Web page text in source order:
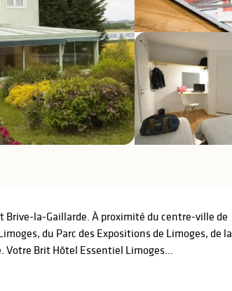
la-Gaillarde. À proximité du centre-ville de
du Parc des Expositions de Limoges, de la
Brit Hôtel Essentiel Limoges...